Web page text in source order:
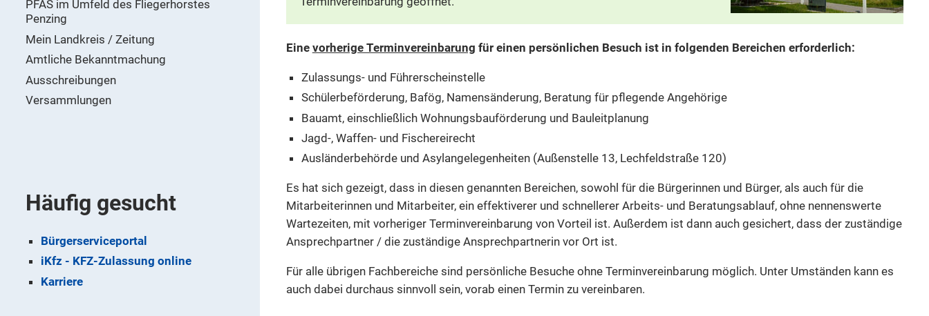
Eine vorherige Terminvereinbarung für einen persönlichen Besuch ist in folgenden Bereichen erforderlich:
Zulassungs- und Führerscheinstelle
Schülerbeförderung, Bafög, Namensänderung, Beratung für pflegende Angehörige
Bauamt, einschließlich Wohnungsbauförderung und Bauleitplanung
Jagd-, Waffen- und Fischereirecht
Ausländerbehörde und Asylangelegenheiten (Außenstelle 13, Lechfeldstraße 120)
Es hat sich gezeigt, dass in diesen genannten Bereichen, sowohl für die Bürgerinnen und Bürger, als auch für die
Mitarbeiterinnen und Mitarbeiter, ein effektiverer und schnellerer Arbeits- und Beratungsablauf, ohne nennenswerte
Wartezeiten, mit vorheriger Terminvereinbarung von Vorteil ist. Außerdem ist dann auch gesichert, dass der zuständige
Ansprechpartner / die zuständige Ansprechpartnerin vor Ort ist.
Für alle übrigen Fachbereiche sind persönliche Besuche ohne Terminvereinbarung möglich. Unter Umständen kann es
auch dabei durchaus sinnvoll sein, vorab einen Termin zu vereinbaren.
PFAS im Umfeld des Fliegerhorstes
Penzing
Mein Landkreis / Zeitung
Amtliche Bekanntmachung
Ausschreibungen
Versammlungen
Häufig gesucht
Bürgerserviceportal
iKfz - KFZ-Zulassung online
Karriere